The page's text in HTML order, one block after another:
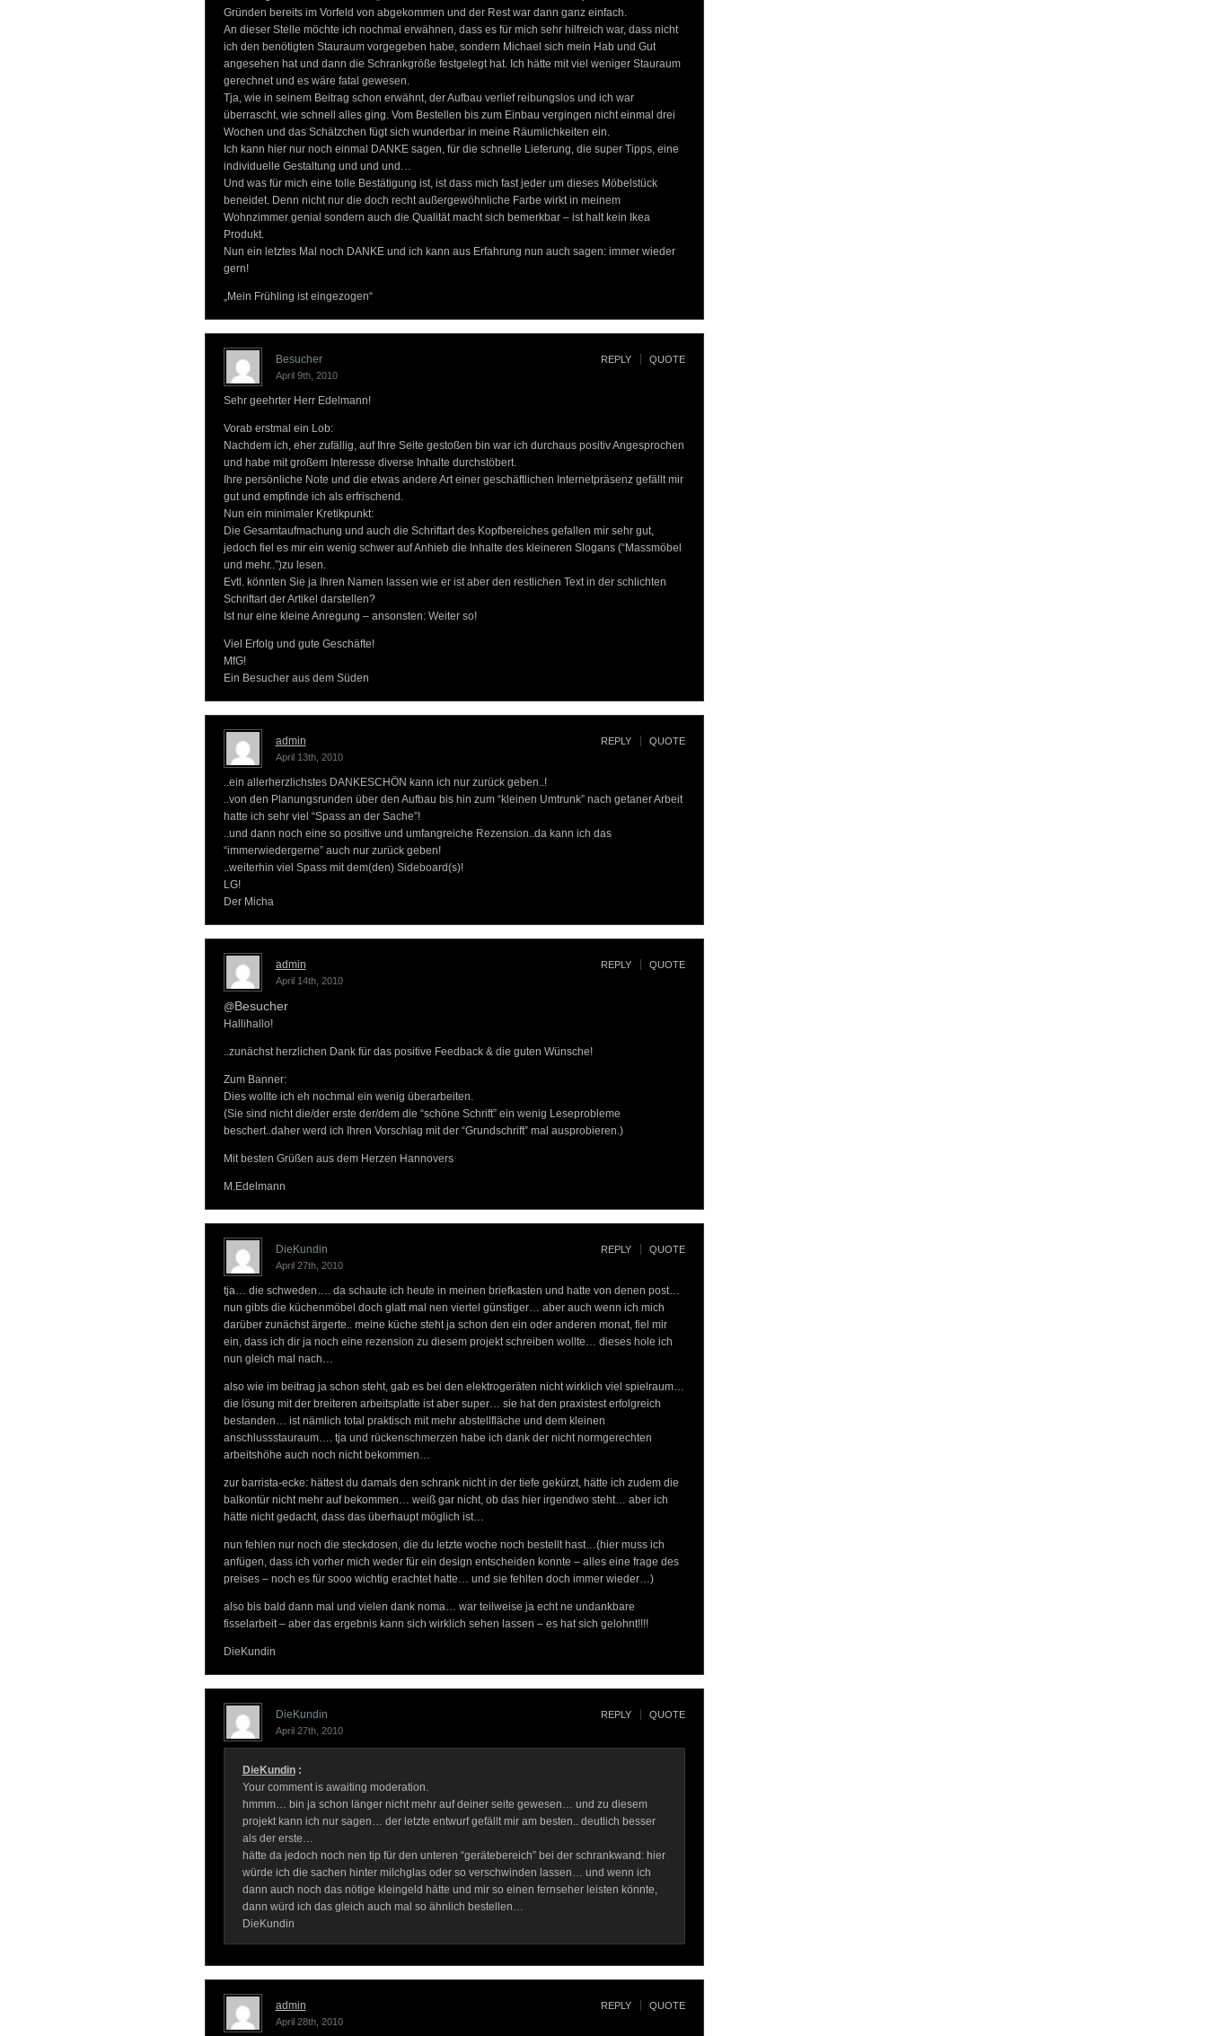
Gründen bereits im Vorfeld von abgekommen und der Rest war dann ganz einfach.
An dieser Stelle möchte ich nochmal erwähnen, dass es für mich sehr hilfreich war, dass nicht
ich den benötigten Stauraum vorgegeben habe, sondern Michael sich mein Hab und Gut
angesehen hat und dann die Schrankgröße festgelegt hat. Ich hätte mit viel weniger Stauraum
gerechnet und es wäre fatal gewesen.
Tja, wie in seinem Beitrag schon erwähnt, der Aufbau verlief reibungslos und ich war
überrascht, wie schnell alles ging. Vom Bestellen bis zum Einbau vergingen nicht einmal drei
Wochen und das Schätzchen fügt sich wunderbar in meine Räumlichkeiten ein.
Ich kann hier nur noch einmal DANKE sagen, für die schnelle Lieferung, die super Tipps, eine
individuelle Gestaltung und und und…
Und was für mich eine tolle Bestätigung ist, ist dass mich fast jeder um dieses Möbelstück
beneidet. Denn nicht nur die doch recht außergewöhnliche Farbe wirkt in meinem
Wohnzimmer genial sondern auch die Qualität macht sich bemerkbar – ist halt kein Ikea
Produkt.
Nun ein letztes Mal noch DANKE und ich kann aus Erfahrung nun auch sagen: immer wieder
gern!
„Mein Frühling ist eingezogen“
Besucher
April 9th, 2010
REPLY QUOTE
Sehr geehrter Herr Edelmann!
Vorab erstmal ein Lob:
Nachdem ich, eher zufällig, auf Ihre Seite gestoßen bin war ich durchaus positiv Angesprochen
und habe mit großem Interesse diverse Inhalte durchstöbert.
Ihre persönliche Note und die etwas andere Art einer geschäftlichen Internetpräsenz gefällt mir
gut und empfinde ich als erfrischend.
Nun ein minimaler Kretikpunkt:
Die Gesamtaufmachung und auch die Schriftart des Kopfbereiches gefallen mir sehr gut,
jedoch fiel es mir ein wenig schwer auf Anhieb die Inhalte des kleineren Slogans (“Massmöbel
und mehr..”)zu lesen.
Evtl. könnten Sie ja Ihren Namen lassen wie er ist aber den restlichen Text in der schlichten
Schriftart der Artikel darstellen?
Ist nur eine kleine Anregung – ansonsten: Weiter so!
Viel Erfolg und gute Geschäfte!
MfG!
Ein Besucher aus dem Süden
admin
April 13th, 2010
REPLY QUOTE
..ein allerherzlichstes DANKESCHÖN kann ich nur zurück geben..!
..von den Planungsrunden über den Aufbau bis hin zum “kleinen Umtrunk” nach getaner Arbeit
hatte ich sehr viel “Spass an der Sache”!
..und dann noch eine so positive und umfangreiche Rezension..da kann ich das
“immerwiedergerne” auch nur zurück geben!
..weiterhin viel Spass mit dem(den) Sideboard(s)!
LG!
Der Micha
admin
April 14th, 2010
REPLY QUOTE
@Besucher
Hallihallo!
..zunächst herzlichen Dank für das positive Feedback & die guten Wünsche!
Zum Banner:
Dies wollte ich eh nochmal ein wenig überarbeiten.
(Sie sind nicht die/der erste der/dem die “schöne Schrift” ein wenig Leseprobleme
beschert..daher werd ich Ihren Vorschlag mit der “Grundschrift” mal ausprobieren.)
Mit besten Grüßen aus dem Herzen Hannovers
M.Edelmann
DieKundin
April 27th, 2010
REPLY QUOTE
tja… die schweden…. da schaute ich heute in meinen briefkasten und hatte von denen post…
nun gibts die küchenmöbel doch glatt mal nen viertel günstiger… aber auch wenn ich mich
darüber zunächst ärgerte.. meine küche steht ja schon den ein oder anderen monat, fiel mir
ein, dass ich dir ja noch eine rezension zu diesem projekt schreiben wollte… dieses hole ich
nun gleich mal nach…
also wie im beitrag ja schon steht, gab es bei den elektrogeräten nicht wirklich viel spielraum…
die lösung mit der breiteren arbeitsplatte ist aber super… sie hat den praxistest erfolgreich
bestanden… ist nämlich total praktisch mit mehr abstellfläche und dem kleinen
anschlussstauraum…. tja und rückenschmerzen habe ich dank der nicht normgerechten
arbeitshöhe auch noch nicht bekommen…
zur barrista-ecke: hättest du damals den schrank nicht in der tiefe gekürzt, hätte ich zudem die
balkontür nicht mehr auf bekommen… weiß gar nicht, ob das hier irgendwo steht… aber ich
hätte nicht gedacht, dass das überhaupt möglich ist…
nun fehlen nur noch die steckdosen, die du letzte woche noch bestellt hast…(hier muss ich
anfügen, dass ich vorher mich weder für ein design entscheiden konnte – alles eine frage des
preises – noch es für sooo wichtig erachtet hatte… und sie fehlten doch immer wieder…)
also bis bald dann mal und vielen dank noma… war teilweise ja echt ne undankbare
fisselarbeit – aber das ergebnis kann sich wirklich sehen lassen – es hat sich gelohnt!!!!
DieKundin
DieKundin
April 27th, 2010
REPLY QUOTE
DieKundin:
Your comment is awaiting moderation.
hmmm… bin ja schon länger nicht mehr auf deiner seite gewesen… und zu diesem
projekt kann ich nur sagen… der letzte entwurf gefällt mir am besten.. deutlich besser
als der erste…
hätte da jedoch noch nen tip für den unteren “gerätebereich” bei der schrankwand: hier
würde ich die sachen hinter milchglas oder so verschwinden lassen… und wenn ich
dann auch noch das nötige kleingeld hätte und mir so einen fernseher leisten könnte,
dann würd ich das gleich auch mal so ähnlich bestellen…
DieKundin
admin
April 28th, 2010
REPLY QUOTE